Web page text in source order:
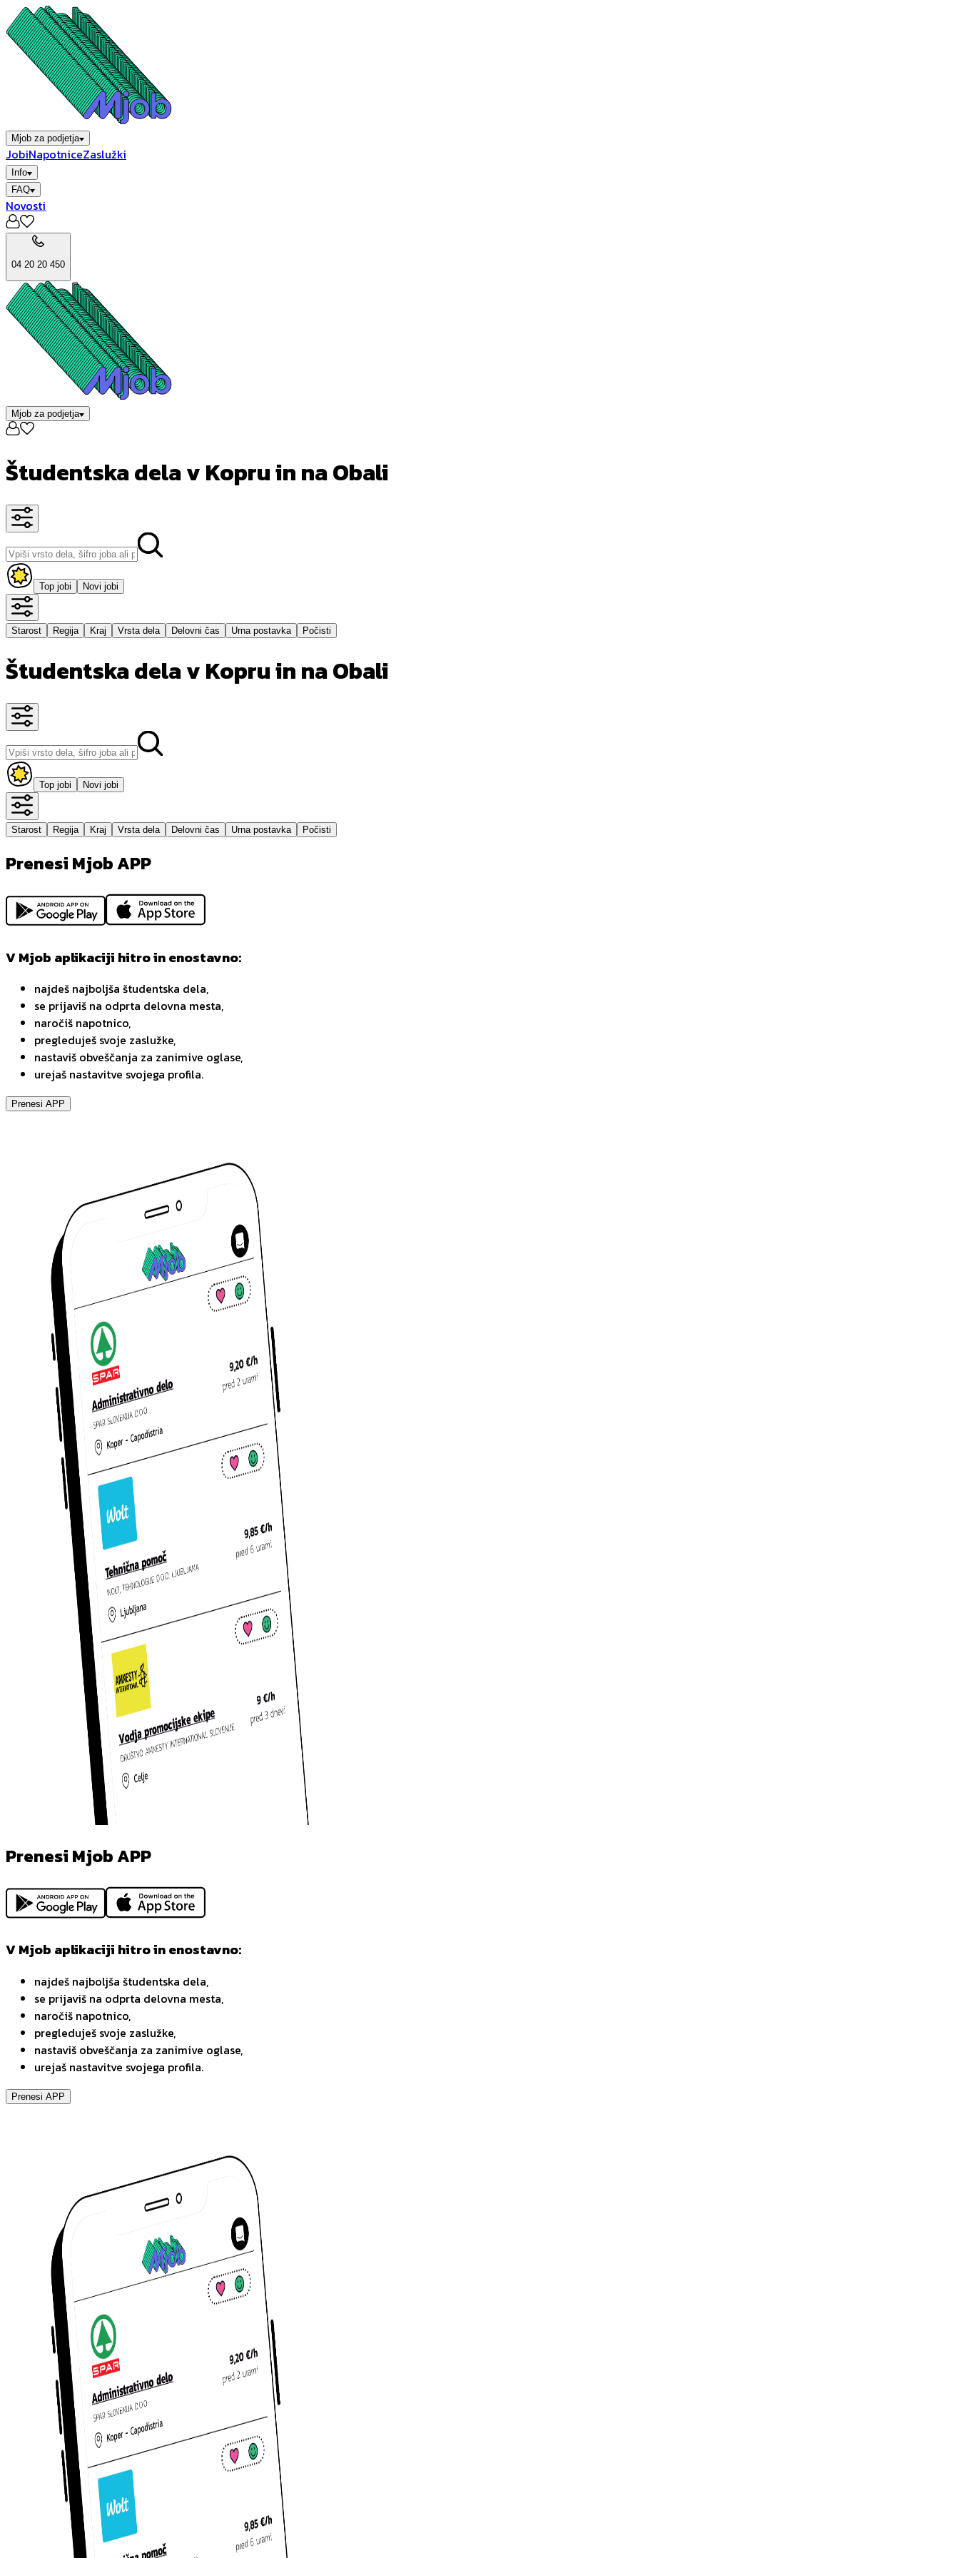
Mjob za podjetja
JobiNapotniceZaslužki
Info
FAQ
Novosti
04 20 20 450
Mjob za podjetja
Študentska dela v Kopru in na Obali
Top jobi Novi jobi
Starost Regija Kraj Vrsta dela Delovni čas Urna postavka Počisti
Študentska dela v Kopru in na Obali
Top jobi Novi jobi
Starost Regija Kraj Vrsta dela Delovni čas Urna postavka Počisti
Prenesi Mjob APP
V Mjob aplikaciji hitro in enostavno:
najdeš najboljša študentska dela,
se prijaviš na odprta delovna mesta,
naročiš napotnico,
pregleduješ svoje zaslužke,
nastaviš obveščanja za zanimive oglase,
urejaš nastavitve svojega profila.
Prenesi APP
Prenesi Mjob APP
V Mjob aplikaciji hitro in enostavno:
najdeš najboljša študentska dela,
se prijaviš na odprta delovna mesta,
naročiš napotnico,
pregleduješ svoje zaslužke,
nastaviš obveščanja za zanimive oglase,
urejaš nastavitve svojega profila.
Prenesi APP